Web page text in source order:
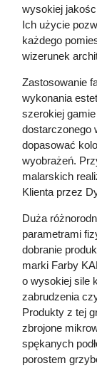
wysokiej
Ich użycie
każdego
wizerunek
Zastosowanie
wykonania
szerokiej
dostarczonego
dopasować
wyobrażeń.
malarskich
Klienta przez
Duża
parametrami
dobranie
marki Farby
o wysokiej sile
zabrudzenia
Produkty z tej
zbrojone
spękanych
porostem